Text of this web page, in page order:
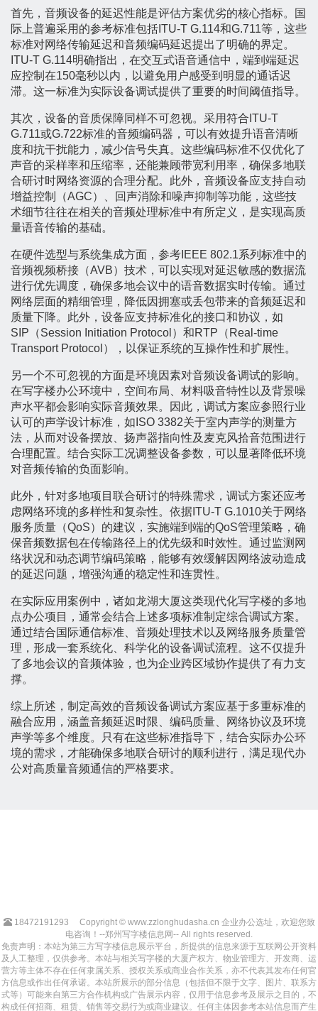
首先，音频设备的延迟性能是评估方案优劣的核心指标。国
际上普遍采用的参考标准包括ITU-T G.114和G.711等，这些
标准对网络传输延迟和音频编码延迟提出了明确的界定。
ITU-T G.114明确指出，在交互式语音通信中，端到端延迟
应控制在150毫秒以内，以避免用户感受到明显的通话迟
滞。这一标准为实际设备调试提供了重要的时间阈值指导。
其次，设备的音质保障同样不可忽视。采用符合ITU-T
G.711或G.722标准的音频编码器，可以有效提升语音清晰
度和抗干扰能力，减少信号失真。这些编码标准不仅优化了
声音的采样率和压缩率，还能兼顾带宽利用率，确保多地联
合研讨时网络资源的合理分配。此外，音频设备应支持自动
增益控制（AGC）、回声消除和噪声抑制等功能，这些技
术细节往往在相关的音频处理标准中有所定义，是实现高质
量语音传输的基础。
在硬件选型与系统集成方面，参考IEEE 802.1系列标准中的
音频视频桥接（AVB）技术，可以实现对延迟敏感的数据流
进行优先调度，确保多地会议中的语音数据实时传输。通过
网络层面的精细管理，降低因拥塞或丢包带来的音频延迟和
质量下降。此外，设备应支持标准化的接口和协议，如
SIP（Session Initiation Protocol）和RTP（Real-time
Transport Protocol），以保证系统的互操作性和扩展性。
另一个不可忽视的方面是环境因素对音频设备调试的影响。
在写字楼办公环境中，空间布局、材料吸音特性以及背景噪
声水平都会影响实际音频效果。因此，调试方案应参照行业
认可的声学设计标准，如ISO 3382关于室内声学的测量方
法，从而对设备摆放、扬声器指向性及麦克风拾音范围进行
合理配置。结合实际工况调整设备参数，可以显著降低环境
对音频传输的负面影响。
此外，针对多地项目联合研讨的特殊需求，调试方案还应考
虑网络环境的多样性和复杂性。依据ITU-T G.1010关于网络
服务质量（QoS）的建议，实施端到端的QoS管理策略，确
保音频数据包在传输路径上的优先级和时效性。通过监测网
络状况和动态调节编码策略，能够有效缓解因网络波动造成
的延迟问题，增强沟通的稳定性和连贯性。
在实际应用案例中，诸如龙湖大厦这类现代化写字楼的多地
点办公项目，通常会结合上述多项标准制定综合调试方案。
通过结合国际通信标准、音频处理技术以及网络服务质量管
理，形成一套系统化、科学化的设备调试流程。这不仅提升
了多地会议的音频体验，也为企业跨区域协作提供了有力支
撑。
综上所述，制定高效的音频设备调试方案应基于多重标准的
融合应用，涵盖音频延迟时限、编码质量、网络协议及环境
声学等多个维度。只有在这些标准指导下，结合实际办公环
境的需求，才能确保多地联合研讨的顺利进行，满足现代办
公对高质量音频通信的严格要求。
18472191293
Copyright © www.zzlonghudasha.cn 企业办公选址，欢迎您致
电咨询！--郑州写字楼信息网-- All rights reserved.
免责声明：本站为第三方写字楼信息展示平台，所提供的信息来源于互联网公开资料
及人工整理，仅供参考。本站与相关写字楼的大厦产权方、物业管理方、开发商、运
营方等主体不存在任何隶属关系、授权关系或商业合作关系，亦不代表其发布任何官
方信息或作出任何承诺。本站所展示的部分信息（包括但不限于文字、图片、联系方
式等）可能来自第三方合作机构或广告展示内容，仅用于信息参考及展示之目的，不
构成任何招商、租赁、销售等交易行为或商业建议。任何主体因参考本站信息而产生